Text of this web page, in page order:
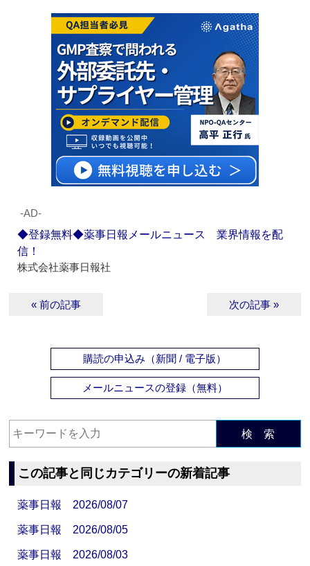
‐AD‐
◆登録無料◆薬事日報メールニュース 業界情報を配
信！
株式会社薬事日報社
« 前の記事 次の記事 »
購読の申込み（新聞 / 電子版）
メールニュースの登録（無料）
検 索
この記事と同じカテゴリーの新着記事
薬事日報 2026/08/07
薬事日報 2026/08/05
薬事日報 2026/08/03